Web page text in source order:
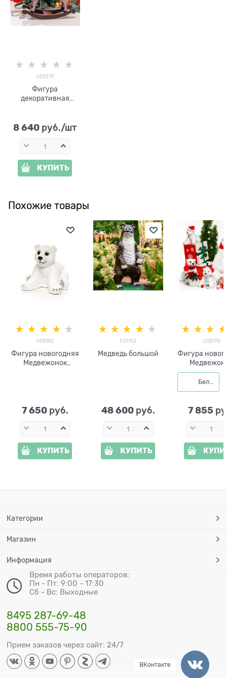
U09279
Фигура
декоративная
цв.коричневый
h=34 см
8 640 руб./шт
КУПИТЬ
Похожие товары
U08182
Фигура новогодняя
Медвежонок
7 650 руб.
КУПИТЬ
F07152
Медведь большой
48 600 руб.
КУПИТЬ
U08178
Фигура
U08178
Белый
7 855
Категории
Магазин
Информация
Время работы операторов:
Пн - Пт: 9:00 - 17:30
Сб - Вс: Выходные
8495 287-69-48
8800 555-75-90
Прием заказов через сайт: 24/7
ВКонтакте